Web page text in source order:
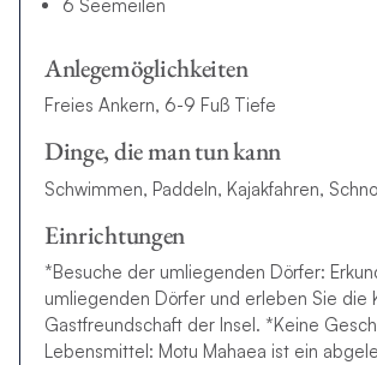
6 Seemeilen
Anlegemöglichkeiten
Freies Ankern, 6-9 Fuß Tiefe
Dinge, die man tun kann
Schwimmen, Paddeln, Kajakfahren,
Einrichtungen
*Besuche der umliegenden Dörfer:
umliegenden Dörfer und erleben Sie die
Gastfreundschaft der Insel. *Keine
Lebensmittel: Motu Mahaea ist ein